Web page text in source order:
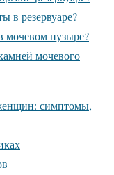
в резервуаре?
мочевом пузыре?
мочевого
симптомы,